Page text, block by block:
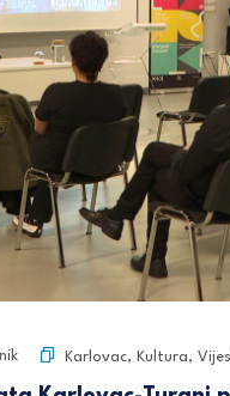
Karlovac, Kultura,